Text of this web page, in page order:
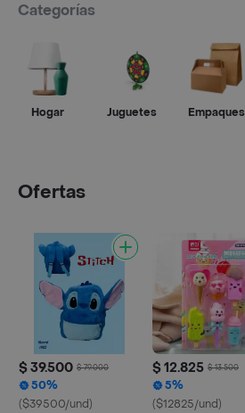
Categorías
Hogar Juguetes Empaques
Ofertas
$ 39.500 $ 79.000
50%
($39500/und)
$ 12.825 $ 13.500
5%
($12825/und)